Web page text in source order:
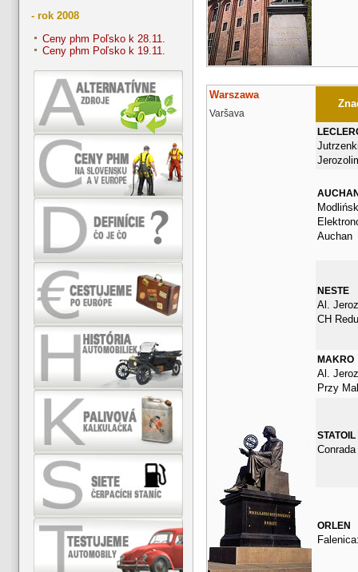
- rok 2008
Ceny phm Poľsko k 28.11.
Ceny phm Poľsko k 19.11.
Warszawa
Varšava
Auchan
NESTE
Al.
CH
MAKRO
Al.
Przy
STATOIL
Conrada
ORLEN